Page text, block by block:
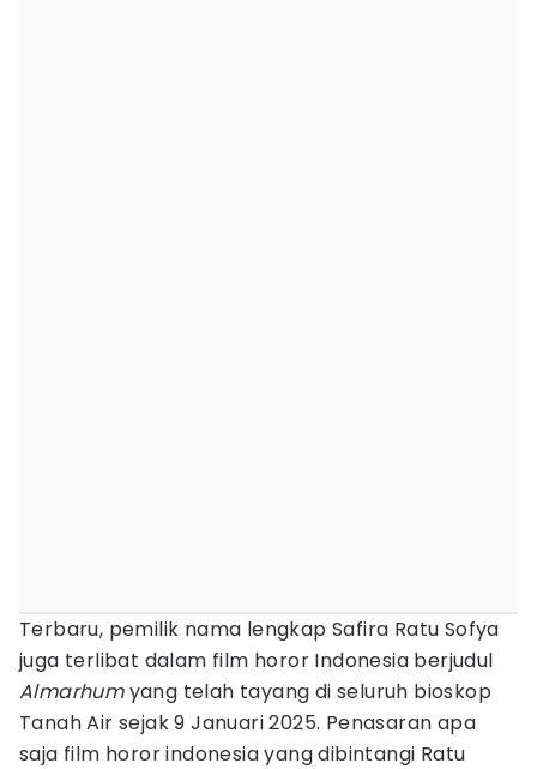
Terbaru, pemilik nama lengkap Safira Ratu Sofya
juga terlibat dalam film horor Indonesia berjudul
Almarhumyang telah tayang di seluruh bioskop
Tanah Air sejak 9 Januari 2025. Penasaran apa
saja film horor indonesia yang dibintangi Ratu